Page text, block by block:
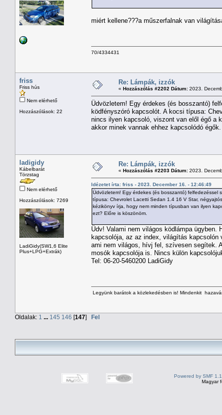
miért kellene???a műszerfalnak van
70/4334431
friss
Friss hús
Nem elérhető
Hozzászólások: 22
Re: Lámpák, izzók
« Hozzászólás #2202 Dátum: 2023.
Üdvözletem! Egy érdekes (és bosszantó)
ködfényszóró kapcsolót. A kocsi típusa:
nincs ilyen kapcsoló, viszont van elől égő a
akkor minek vannak ehhez kapcsolódó
ladigidy
Kábelbarát
Törzstag
Nem elérhető
Hozzászólások: 7269
LadiGidy(SW1,6 Elite
Plus+LPG+Extrák)
Re: Lámpák, izzók
« Hozzászólás #2203 Dátum: 2023.
Idézetet írta: friss - 2023. December 16. - 12:46:49
Üdvözletem! Egy érdekes (és bosszantó) felfedezéssel
típusa: Chevrolet Lacetti Sedan 1.4 16 V Star,
kézikönyv írja, hogy nem minden típusban van ilyen
ezt? Előre is köszönöm.
Üdv! Valami nem világos ködlámpa
kapcsolója, az az index, világítás kapcsolón
ami nem világos, hívj fel, szívesen segítek.
mosók kapcsolója is. Nincs külön
Tel: 06-20-5460200 LadiGidy
Legyünk barátok a közlekedésben is! Mindenkit
Oldalak: 1 ... 145 146 [147] Fel
Powered by SMF
Magyar